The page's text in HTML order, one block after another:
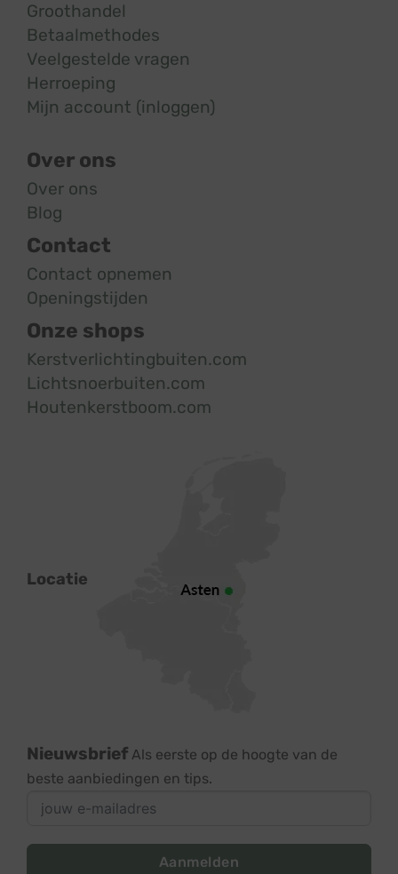
Groothandel
Betaalmethodes
Veelgestelde vragen
Herroeping
Mijn account (inloggen)
Over ons
Over ons
Blog
Contact
Contact opnemen
Openingstijden
Onze shops
Kerstverlichtingbuiten.com
Lichtsnoerbuiten.com
Houtenkerstboom.com
Locatie
Nieuwsbrief Als eerste op de hoogte van de
beste aanbiedingen en tips.
Aanmelden